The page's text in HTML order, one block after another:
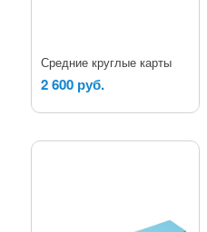
Средние круглые карты
2 600 руб.